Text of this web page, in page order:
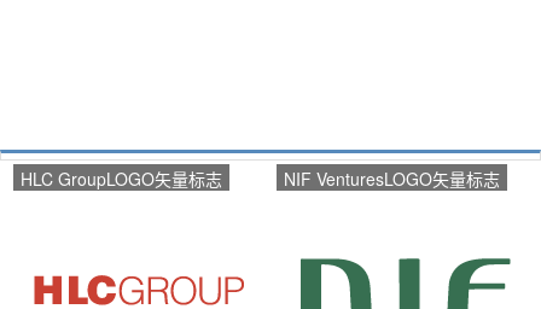
HLC GroupLOGO矢量标志 NIF VenturesLOGO矢量标志